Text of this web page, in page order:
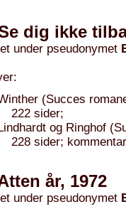
dig ikke
under pseudonymet
(Succes
222 sider;
og Ringhof
228 sider;
år, 1972
under pseudonymet